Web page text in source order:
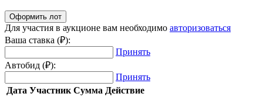
Для участия в аукционе вам необходимо авторизоваться
Ваша ставка (₽):
Принять
Автобид (₽):
Принять
Дата Участник Сумма Действие